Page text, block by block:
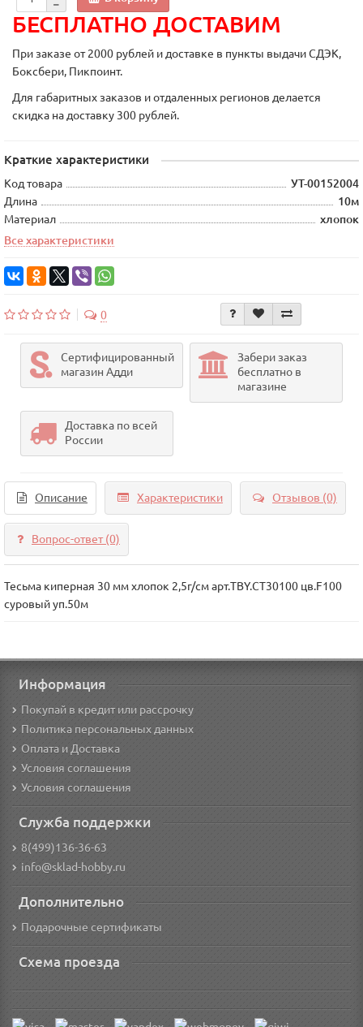
БЕСПЛАТНО ДОСТАВИМ
При заказе от 2000 рублей и доставке в пункты выдачи СДЭК,
Боксбери, Пикпоинт.
Для габаритных заказов и отдаленных регионов делается
скидка на доставку 300 рублей.
Краткие характеристики
Код товара
УТ-00152004
Длина
10м
Материал
хлопок
Все характеристики
0
Сертифицированный
магазин Адди
Забери заказ
бесплатно в
магазине
Доставка по всей
России
Описание Характеристики Отзывов (0)
Вопрос-ответ(0)
Тесьма киперная 30 мм хлопок 2,5г/см арт.TBY.CT30100 цв.F100
суровый уп.50м
Информация
Покупай в кредит или рассрочку
Политика персональных данных
Оплата и Доставка
Условия соглашения
Условия соглашения
Служба поддержки
8(499)136-36-63
info@sklad-hobby.ru
Дополнительно
Подарочные сертификаты
Схема проезда